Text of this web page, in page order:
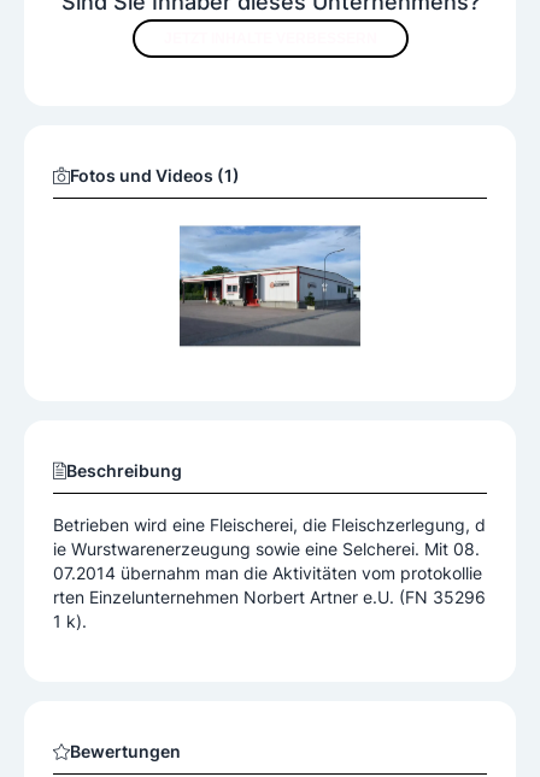
Fotos und Videos (1)
Beschreibung
Betrieben wird eine Fleischerei, die Fleischzerlegung, d
ie Wurstwarenerzeugung sowie eine Selcherei. Mit 08.
07.2014 übernahm man die Aktivitäten vom protokollie
rten Einzelunternehmen Norbert Artner e.U. (FN 35296
1 k).
Bewertungen